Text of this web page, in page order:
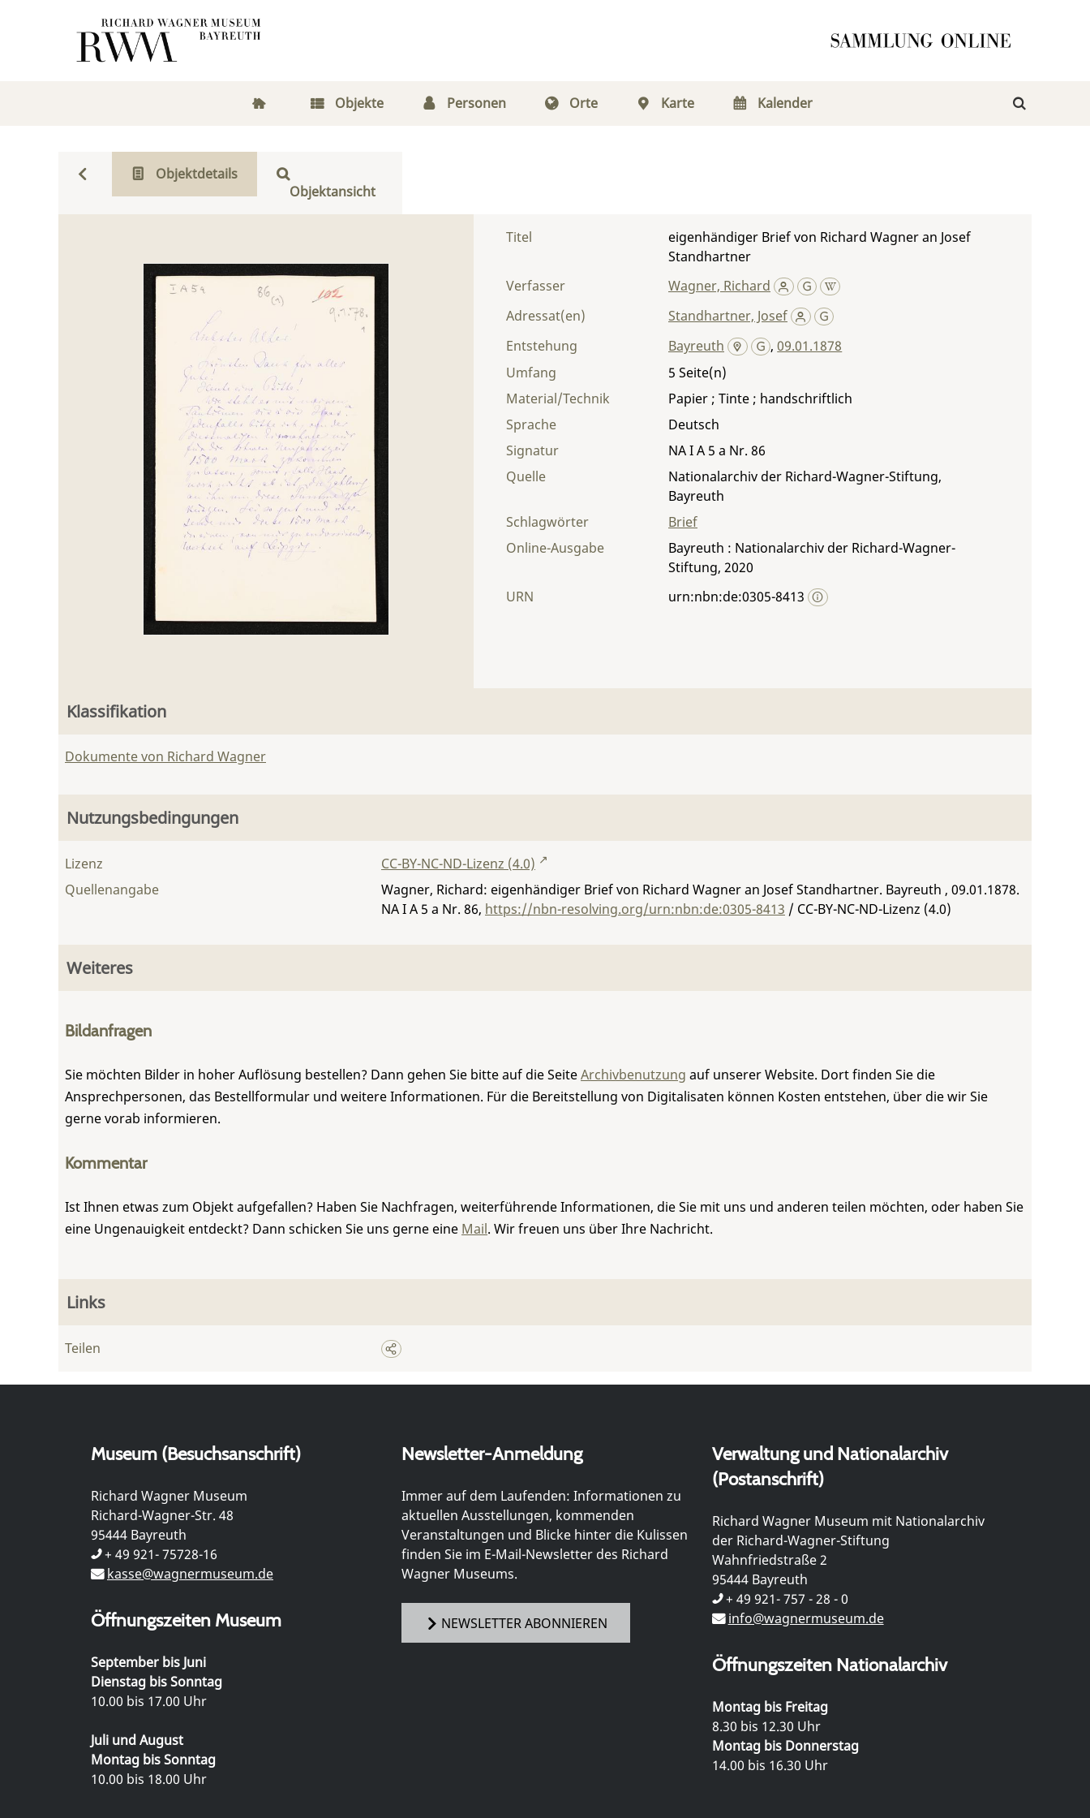
Objekte Personen Orte Karte Kalender
Objektdetails
Objektansicht
Titel
eigenhändiger Brief von Richard Wagner an Josef
Standhartner
Verfasser
Wagner, Richard
Adressat(en)
Standhartner, Josef
Entstehung
Bayreuth ,09.01.1878
Umfang
5
Material/Technik
Papier ; Tinte ; handschriftlich
Sprache
Deutsch
Signatur
NA I A 5 a Nr. 86
Quelle
Nationalarchiv der Richard-Wagner-Stiftung,
Bayreuth
Schlagwörter
Brief
Online-Ausgabe
Bayreuth : Nationalarchiv der Richard-Wagner-
Stiftung, 2020
URN
urn:nbn:de:0305-8413
Klassifikation
Dokumente von Richard Wagner
Nutzungsbedingungen
Lizenz
CC-BY-NC-ND-Lizenz (4.0)
Quellenangabe
Wagner, Richard: eigenhändiger Brief von Richard Wagner an Josef Standhartner. Bayreuth , 09.01.1878.
NA I A 5 a Nr. 86, https://nbn-resolving.org/urn:nbn:de:0305-8413 / CC-BY-NC-ND-Lizenz (4.0)
Weiteres
Bildanfragen
Sie möchten Bilder in hoher Auflösung bestellen? Dann gehen Sie bitte auf die SeiteArchivbenutzung auf unserer Website. Dort finden Sie die
Ansprechpersonen, das Bestellformular und weitere Informationen. Für die Bereitstellung von Digitalisaten können Kosten entstehen, über die wir Sie
gerne vorab informieren.
Kommentar
Ist Ihnen etwas zum Objekt aufgefallen? Haben Sie Nachfragen, weiterführende Informationen, die Sie mit uns und anderen teilen möchten, oder haben Sie
eine Ungenauigkeit entdeckt? Dann schicken Sie uns gerne eine Mail. Wir freuen uns über Ihre Nachricht.
Links
Teilen
Museum (Besuchsanschrift)
Richard Wagner Museum
Richard-Wagner-Str. 48
95444 Bayreuth
+ 49 921- 75728-16
kasse@wagnermuseum.de
Öffnungszeiten Museum
September bis Juni
Dienstag bis Sonntag
10.00 bis 17.00 Uhr
Juli und August
Montag bis Sonntag
10.00 bis 18.00 Uhr
Newsletter-Anmeldung
Immer auf dem Laufenden: Informationen zu
aktuellen Ausstellungen, kommenden
Veranstaltungen und Blicke hinter die Kulissen
finden Sie im E-Mail-Newsletter des Richard
Wagner Museums.
NEWSLETTER ABONNIEREN
Verwaltung und Nationalarchiv
(Postanschrift)
Richard Wagner Museum mit Nationalarchiv
der Richard-Wagner-Stiftung
Wahnfriedstraße 2
95444 Bayreuth
+ 49 921- 757 - 28 - 0
info@wagnermuseum.de
Öffnungszeiten Nationalarchiv
Montag bis Freitag
8.30 bis 12.30 Uhr
Montag bis Donnerstag
14.00 bis 16.30 Uhr